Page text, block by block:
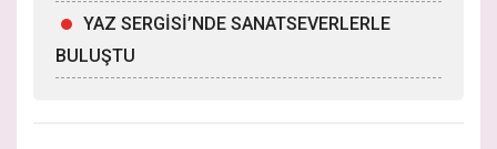
YAZ SERGİSİ’NDE SANATSEVERLERLE
BULUŞTU